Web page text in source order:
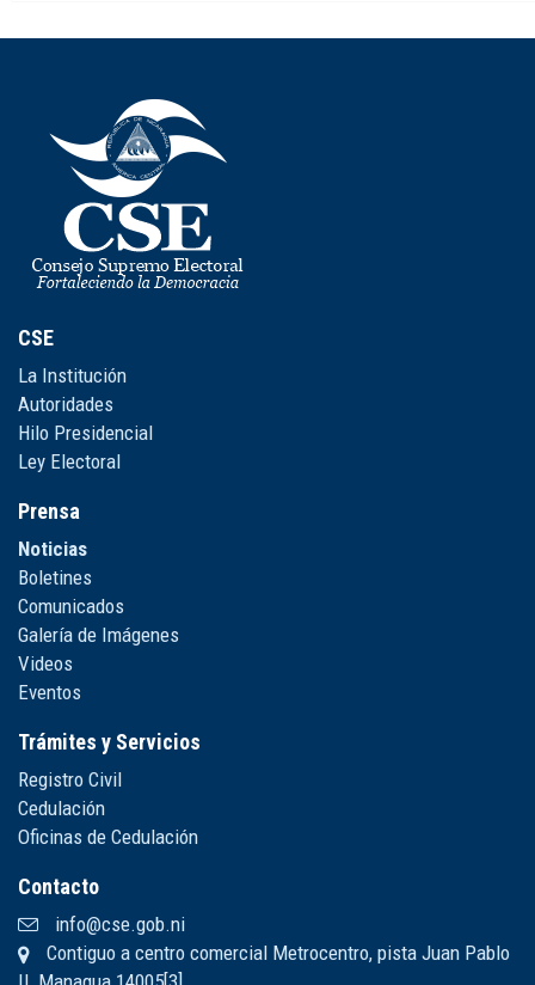
CSE
La Institución
Autoridades
Hilo Presidencial
Ley Electoral
Prensa
Noticias
Boletines
Comunicados
Galería de Imágenes
Videos
Eventos
Trámites y Servicios
Registro Civil
Cedulación
Oficinas de Cedulación
Contacto
info@cse.gob.ni
Contiguo a centro comercial Metrocentro, pista Juan Pablo